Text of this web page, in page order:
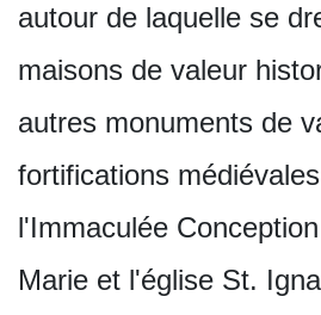
autour de laquelle se
maisons de valeur
autres monuments de
fortifications
l'Immaculée
Marie et l'église St.